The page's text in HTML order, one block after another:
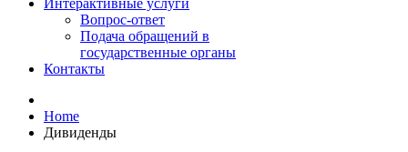
Интерактивные услуги
Вопрос-ответ
Подача обращений в
государственные органы
Контакты
Home
Дивиденды